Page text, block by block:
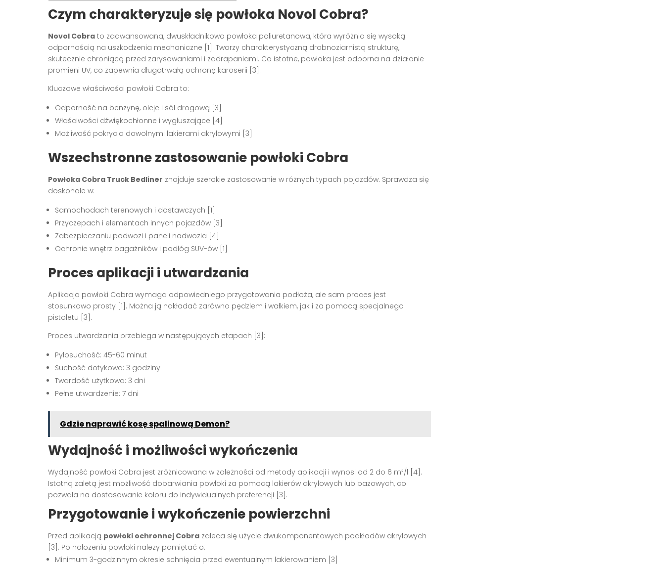
Czym charakteryzuje się powłoka Novol Cobra?
Novol Cobra to zaawansowana, dwuskładnikowa powłoka poliuretanowa, która wyróżnia się wysoką
odpornością na uszkodzenia mechaniczne [1]. Tworzy charakterystyczną drobnoziarnistą strukturę,
skutecznie chroniącą przed zarysowaniami i zadrapaniami. Co istotne, powłoka jest odporna na działanie
promieni UV, co zapewnia długotrwałą ochronę karoserii [3].
Kluczowe właściwości powłoki Cobra to:
Odporność na benzynę, oleje i sól drogową [3]
Właściwości dźwiękochłonne i wygłuszające [4]
Możliwość pokrycia dowolnymi lakierami akrylowymi [3]
Wszechstronne zastosowanie powłoki Cobra
Powłoka Cobra Truck Bedliner znajduje szerokie zastosowanie w różnych typach pojazdów. Sprawdza się
doskonale w:
Samochodach terenowych i dostawczych [1]
Przyczepach i elementach innych pojazdów [3]
Zabezpieczaniu podwozi i paneli nadwozia [4]
Ochronie wnętrz bagażników i podłóg SUV-ów [1]
Proces aplikacji i utwardzania
Aplikacja powłoki Cobra wymaga odpowiedniego przygotowania podłoża, ale sam proces jest
stosunkowo prosty [1]. Można ją nakładać zarówno pędzlem i wałkiem, jak i za pomocą specjalnego
pistoletu [3].
Proces utwardzania przebiega w następujących etapach [3]:
Pyłosuchość: 45-60 minut
Suchość dotykowa: 3 godziny
Twardość użytkowa: 3 dni
Pełne utwardzenie: 7 dni
Gdzie naprawić kosę spalinową Demon?
Wydajność i możliwości wykończenia
Wydajność powłoki Cobra jest zróżnicowana w zależności od metody aplikacji i wynosi od 2 do 6 m²/l [4].
Istotną zaletą jest możliwość dobarwiania powłoki za pomocą lakierów akrylowych lub bazowych, co
pozwala na dostosowanie koloru do indywidualnych preferencji [3].
Przygotowanie i wykończenie powierzchni
Przed aplikacją powłoki ochronnej Cobra zaleca się użycie dwukomponentowych podkładów akrylowych
[3]. Po nałożeniu powłoki należy pamiętać o:
Minimum 3-godzinnym okresie schnięcia przed ewentualnym lakierowaniem [3]